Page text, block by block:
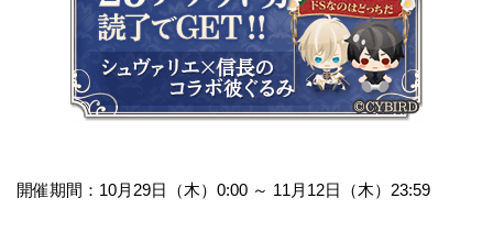
開催期間：10月29日（木）0:00 ～ 11月12日（木）23:59